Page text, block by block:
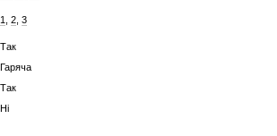
1 2 3
Так
Гаряча
Так
Ні